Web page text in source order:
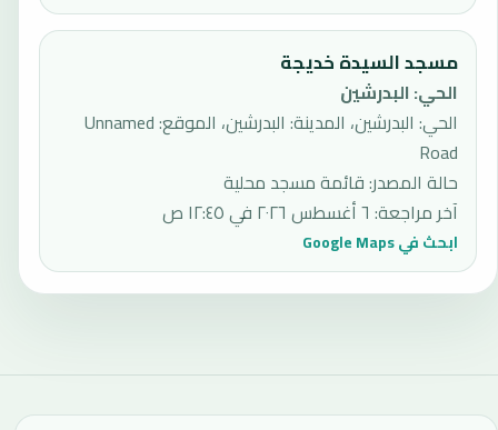
مسجد السيدة خديجة
الحي:البدرشين
الحي: البدرشين، المدينة: البدرشين، الموقع: Unnamed
Road
حالة المصدر:قائمة مسجد محلية
آخر مراجعة: ٦ أغسطس ٢٠٢٦ في ١٢:٤٥ ص
ابحث في Google Maps